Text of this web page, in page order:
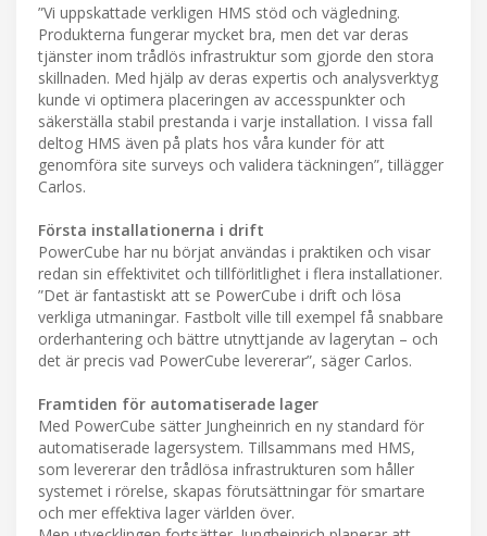
”Vi uppskattade verkligen HMS stöd och vägledning.
Produkterna fungerar mycket bra, men det var deras
tjänster inom trådlös infrastruktur som gjorde den stora
skillnaden. Med hjälp av deras expertis och analysverktyg
kunde vi optimera placeringen av accesspunkter och
säkerställa stabil prestanda i varje installation. I vissa fall
deltog HMS även på plats hos våra kunder för att
genomföra site surveys och validera täckningen”, tillägger
Carlos.
Första installationerna i drift
PowerCube har nu börjat användas i praktiken och visar
redan sin effektivitet och tillförlitlighet i flera installationer.
”Det är fantastiskt att se PowerCube i drift och lösa
verkliga utmaningar. Fastbolt ville till exempel få snabbare
orderhantering och bättre utnyttjande av lagerytan – och
det är precis vad PowerCube levererar”, säger Carlos.
Framtiden för automatiserade lager
Med PowerCube sätter Jungheinrich en ny standard för
automatiserade lagersystem. Tillsammans med HMS,
som levererar den trådlösa infrastrukturen som håller
systemet i rörelse, skapas förutsättningar för smartare
och mer effektiva lager världen över.